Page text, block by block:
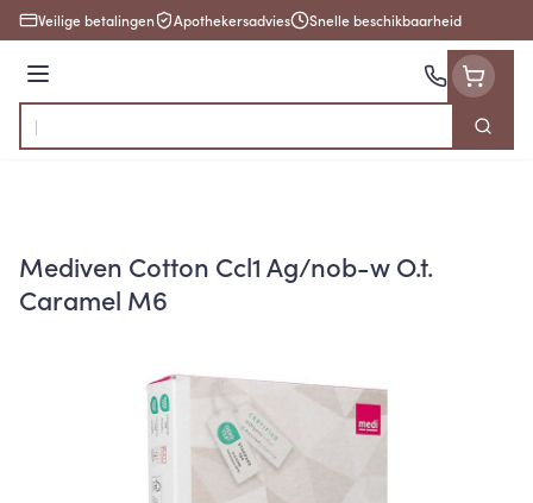
Ga naar de inhoud
Veilige betalingen Apothekersadvies Snelle beschikbaarheid
Menu
Product, merk, categorie...
Zoek
Mediven Cotton Ccl1 Ag/nob-w O.t.
Caramel M6